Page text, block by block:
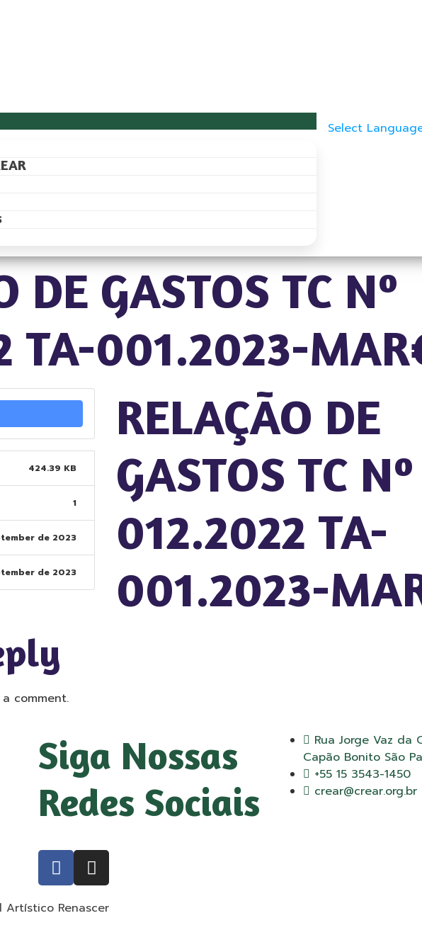
Select
DE GASTOS TC Nº
TA-001.2023-
424.39 KB
1
de 2023
de 2023
RELAÇÃO DE
GASTOS TC Nº
012.2022 TA-
001.2023-
comment.
Siga Nossas
Redes Sociais
Rua Jorge Vaz da
Capão Bonito São
+55 15 3543-1450
crear@crear.org.br
Artístico Renascer